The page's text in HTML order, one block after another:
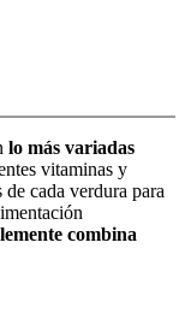
lo más variadas
vitaminas y
cada verdura para
combina